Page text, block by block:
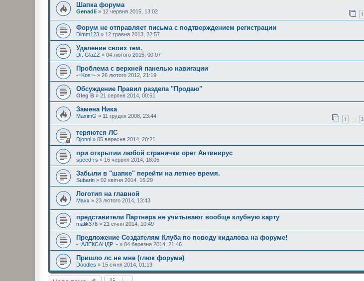
Шапка форума
Genadii » 12 червня 2015, 13:02 1
Форум не отправляет письма с подтверждением регистрации
Dimm123 » 12 травня 2013, 22:57
Удаление своих тем.
Dr. GlaZZ » 04 лютого 2015, 00:07
Проблема с верхней панелью навигации
-=Kos=- » 26 лютого 2012, 21:19
Обсуждение Правил раздела "Продаю"
Oleg B » 21 серпня 2014, 00:51
Замена Ника
MaximG » 11 грудня 2008, 23:44 1 3
теряются ЛС
Djonni » 05 вересня 2014, 20:21
при открытии любой странички орет Антивирус
speed-rs » 16 червня 2014, 18:05
Забыли в "шапке" перейти на летнее время.
Subarin » 02 квітня 2014, 16:29
Логотип на главной
Maxx » 23 лютого 2014, 13:43
представители Партнера не учитывают вообще клубную карту
malik378 » 21 січня 2014, 10:49
Предложение Создателям Клуба по поводу кидалова на форуме!
-=АЛЕКСАНДР=- » 04 березня 2014, 21:46
Пришло лс не мне (глюк форума)
Doodles » 15 січня 2014, 01:13